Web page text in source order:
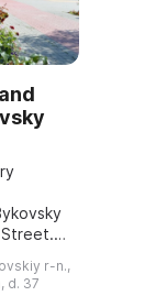
the
call:
r-n.,
d. 37